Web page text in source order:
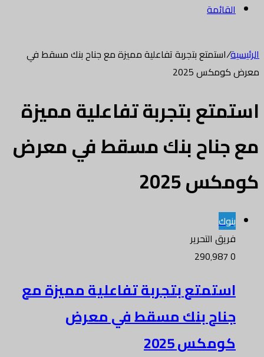
القائمة
الرئيسية/استمتع بتجربة تفاعلية مميزة مع جناح بنك مسقط في
معرض كومكس 2025
استمتع بتجربة تفاعلية مميزة
مع جناح بنك مسقط في معرض
كومكس 2025
بنوك
فريق التحرير
0
استمتع بتجربة تفاعلية مميزة مع
جناح بنك مسقط في معرض
كومكس 2025